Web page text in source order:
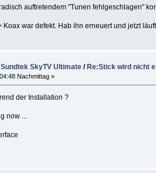
auftretendem "Tunen fehlgeschlagen"
Koax war defekt. Hab ihn erneuert und jetzt
SkyTV Ultimate /Re:Stick wird nicht
Nachmittag »
der Installation ?
now ...